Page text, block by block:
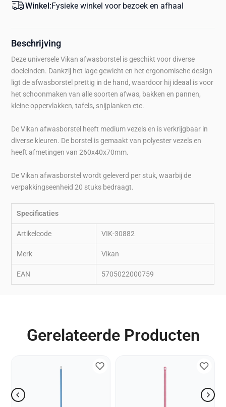
Winkel:Fysieke winkel voor bezoek en afhaal
Beschrijving
Deze universele Vikan afwasborstel is geschikt voor diverse
doeleinden. Dankzij het lage gewicht en het ergonomische design
ligt de afwasborstel prettig in de hand, waardoor hij ideaal is voor
het schoonmaken van alle soorten afwas, bakken en pannen,
kleine oppervlakken, tafels, snijplanken etc.
De Vikan afwasborstel heeft medium vezels en is verkrijgbaar in
diverse kleuren. De borstel is gemaakt van polyester vezels en
heeft afmetingen van 260x40x70mm.
De Vikan afwasborstel wordt geleverd per stuk, waarbij de
verpakkingseenheid 20 stuks bedraagt.
Specificaties
Artikelcode VIK-30882
Merk Vikan
EAN 5705022000759
Gerelateerde Producten